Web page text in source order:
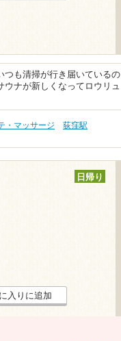
つも清掃が行き届いているの
ナが新しくなってロウリュ
・マッサージ
荻窪駅
日帰り
入りに追加